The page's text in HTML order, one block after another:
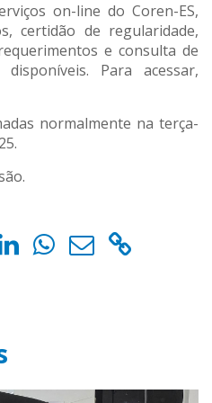
on-line do Coren-ES,
certidão de regularidade,
e consulta de
Para acessar,
normalmente na terça-